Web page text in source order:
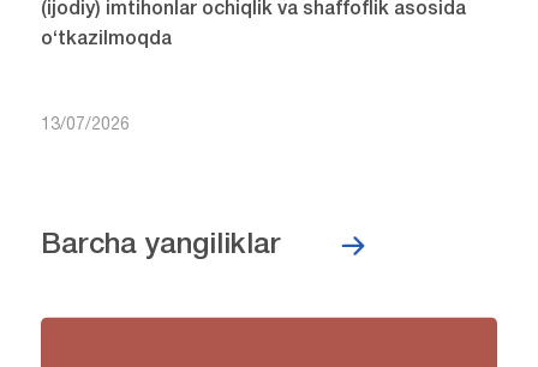
(ijodiy) imtihonlar ochiqlik va shaffoflik asosida
o‘tkazilmoqda
13/07/2026
Barcha yangiliklar